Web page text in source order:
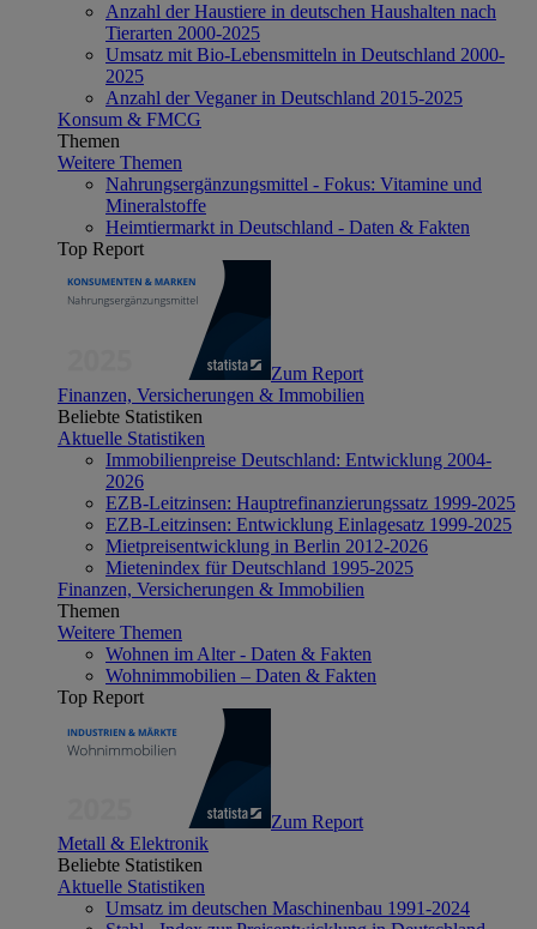
Anzahl der Haustiere in deutschen Haushalten nach
Tierarten 2000-2025
Umsatz mit Bio-Lebensmitteln in Deutschland 2000-
2025
Anzahl der Veganer in Deutschland 2015-2025
Konsum & FMCG
Themen
Weitere Themen
Nahrungsergänzungsmittel - Fokus: Vitamine und
Mineralstoffe
Heimtiermarkt in Deutschland - Daten & Fakten
Top Report
Zum Report
Finanzen, Versicherungen & Immobilien
Beliebte Statistiken
Aktuelle Statistiken
Immobilienpreise Deutschland: Entwicklung 2004-
2026
EZB-Leitzinsen: Hauptrefinanzierungssatz 1999-2025
EZB-Leitzinsen: Entwicklung Einlagesatz 1999-2025
Mietpreisentwicklung in Berlin 2012-2026
Mietenindex für Deutschland 1995-2025
Finanzen, Versicherungen & Immobilien
Themen
Weitere Themen
Wohnen im Alter - Daten & Fakten
Wohnimmobilien – Daten & Fakten
Top Report
Zum Report
Metall & Elektronik
Beliebte Statistiken
Aktuelle Statistiken
Umsatz im deutschen Maschinenbau 1991-2024